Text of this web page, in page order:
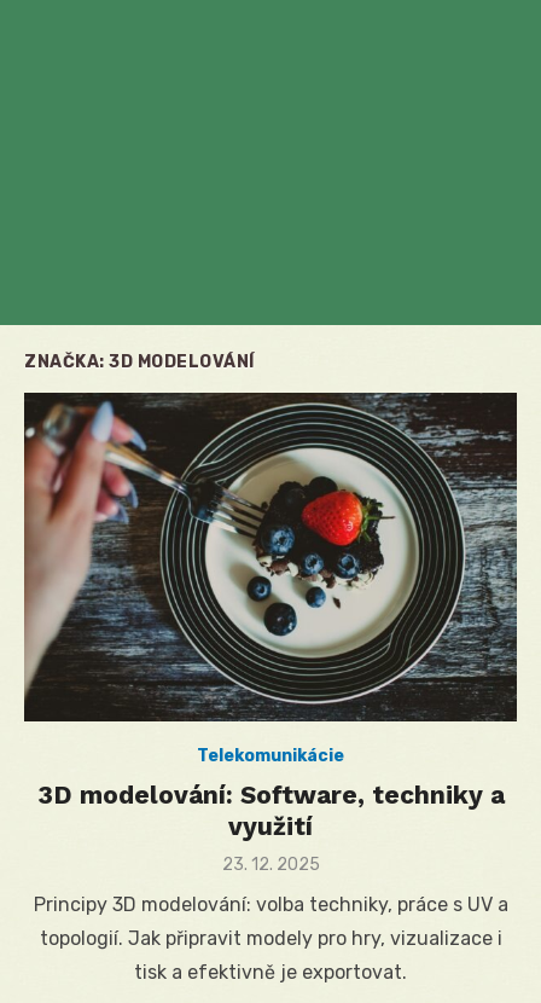
ZNAČKA: 3D MODELOVÁNÍ
Telekomunikácie
3D modelování: Software, techniky a
využití
Posted
23. 12. 2025
Principy 3D modelování: volba techniky, práce s UV a
topologií. Jak připravit modely pro hry, vizualizace i
tisk a efektivně je exportovat.